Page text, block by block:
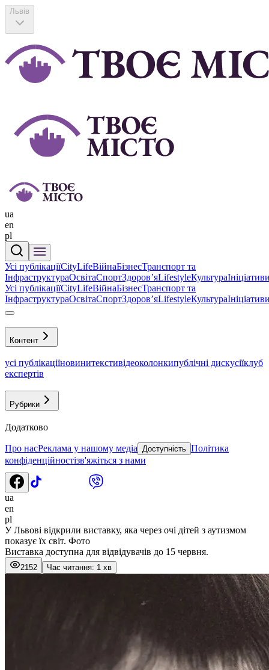
Львів
ua
en
pl
Усі публікаціїCityLifeВійнаБізнесТранспорт та
ІнфраструктураОсвітаСпортЗдоровʼяLifestyleКультура
Усі публікаціїCityLifeВійнаБізнесТранспорт та
ІнфраструктураОсвітаСпортЗдоровʼяLifestyleКультура
Контент
усі публікаціїновинитекстивідеоколонкипублічні дискусіїклуб
експертів
Рубрики
Додатково
Про насРеклама у нашому медіа Доступність Політика
конфіденційностізв'яжіться з нами
ua
en
pl
У Львові відкрили виставку, яка через очі дітей з аутизмом
показує їх світ. Фото
Виставка доступна для відвідувачів до 15 червня.
2152 Час читання: 1 хв